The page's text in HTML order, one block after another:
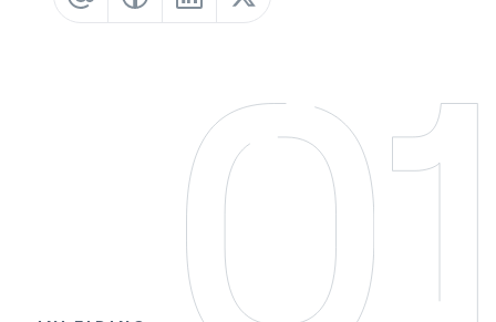
Blog
Service and Support
Partners